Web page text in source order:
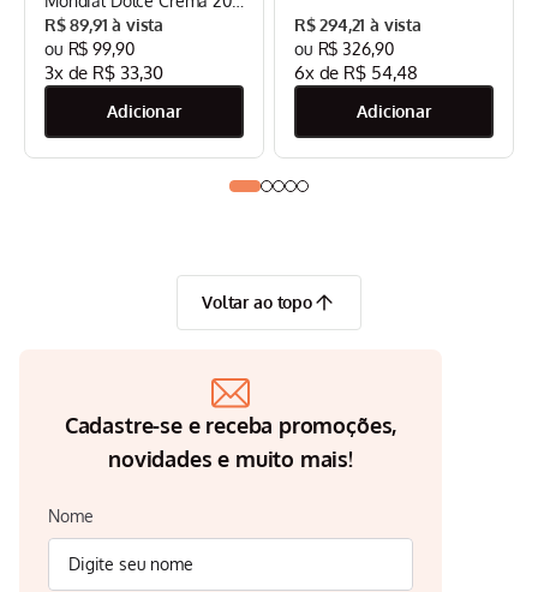
Bar Mondial Preto/Inox -
CPC-DG
R$ 89,91
R$ 99,90
3x de R$ 33,30
R$ 294,21
R$ 326,90
6x de R$ 54,48
Voltar ao topo
Cadastre-se e receba promoções,
novidades e muito mais!
Nome